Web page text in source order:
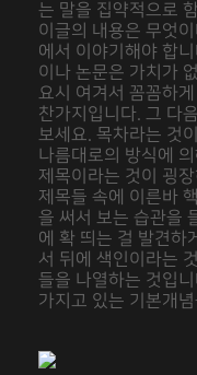
는 말을 집약적으로
이글의 내용은 무엇
에서 이야기해야 합
이나 논문은 가치가
요시 여겨서 꼼꼼하
찬가지입니다. 그 다
보세요. 목차라는 것
나름대로의 방식에
제목이라는 것이 굉
제목들 속에 이른바
을 써서 보는 습관을
에 확 띄는 걸 발견하
서 뒤에 색인이라는
들을 나열하는 것입
가지고 있는 기본개